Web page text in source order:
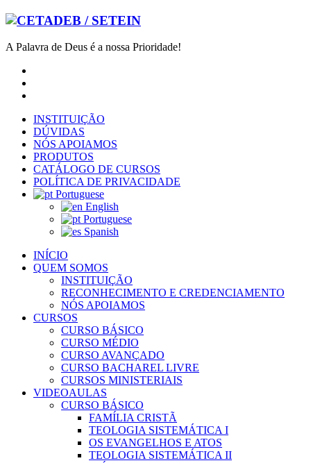
A Palavra de Deus é a nossa Prioridade!
INSTITUIÇÃO
DÚVIDAS
NÓS APOIAMOS
PRODUTOS
CATÁLOGO DE CURSOS
POLÍTICA DE PRIVACIDADE
Portuguese
English
Portuguese
Spanish
INÍCIO
QUEM SOMOS
INSTITUIÇÃO
RECONHECIMENTO E CREDENCIAMENTO
NÓS APOIAMOS
CURSOS
CURSO BÁSICO
CURSO MÉDIO
CURSO AVANÇADO
CURSO BACHAREL LIVRE
CURSOS MINISTERIAIS
VIDEOAULAS
CURSO BÁSICO
FAMÍLIA CRISTÃ
TEOLOGIA SISTEMÁTICA I
OS EVANGELHOS E ATOS
TEOLOGIA SISTEMÁTICA II